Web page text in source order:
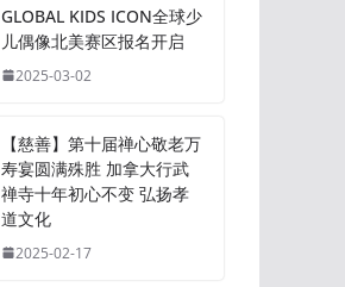
GLOBAL KIDS ICON全球少
儿偶像北美赛区报名开启
2025-03-02
【慈善】第十届禅心敬老万
寿宴圆满殊胜 加拿大行武
禅寺十年初心不变 弘扬孝
道文化
2025-02-17